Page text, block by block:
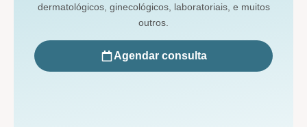
dermatológicos, ginecológicos, laboratoriais, e muitos
outros.
Agendar consulta